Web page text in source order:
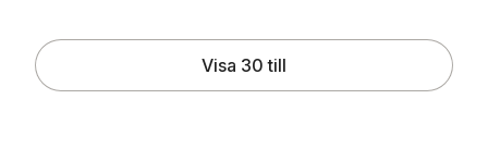
Visa 30 till